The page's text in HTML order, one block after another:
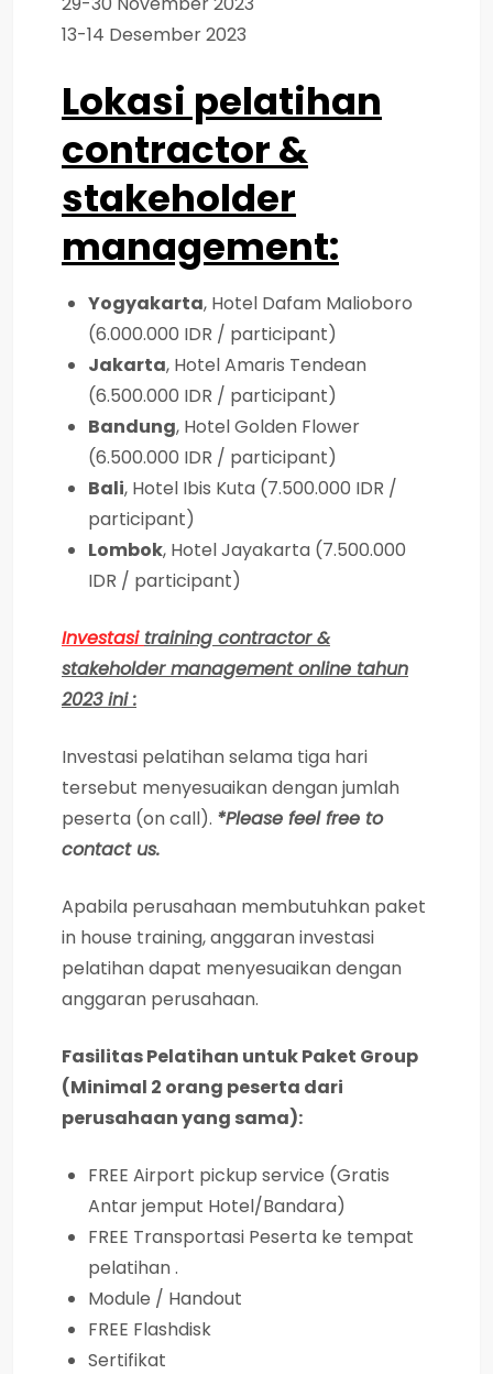
13-14 Desember 2023
Lokasi pelatihan
contractor &
stakeholder
management:
Yogyakarta, Hotel Dafam Malioboro
(6.000.000 IDR / participant)
Jakarta, Hotel Amaris Tendean
(6.500.000 IDR / participant)
Bandung, Hotel Golden Flower
(6.500.000 IDR / participant)
Bali, Hotel Ibis Kuta (7.500.000 IDR /
participant)
Lombok, Hotel Jayakarta (7.500.000
IDR / participant)
Investasi training contractor &
stakeholder management online tahun
2023 ini :
Investasi pelatihan selama tiga hari
tersebut menyesuaikan dengan jumlah
peserta (on call). *Please feel free to
contact us.
Apabila perusahaan membutuhkan paket
in house training, anggaran investasi
pelatihan dapat menyesuaikan dengan
anggaran perusahaan.
Fasilitas Pelatihan untuk Paket Group
(Minimal 2 orang peserta dari
perusahaan yang sama):
FREE Airport pickup service (Gratis
Antar jemput Hotel/Bandara)
FREE Transportasi Peserta ke tempat
pelatihan .
Module / Handout
FREE Flashdisk
Sertifikat